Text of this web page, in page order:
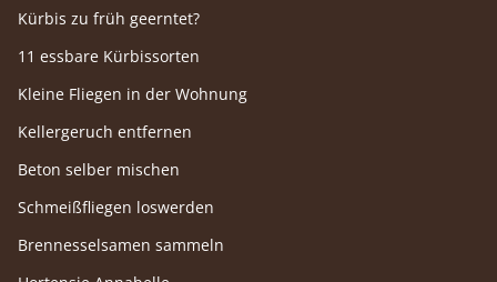
Kürbis zu früh geerntet?
11 essbare Kürbissorten
Kleine Fliegen in der Wohnung
Kellergeruch entfernen
Beton selber mischen
Schmeißfliegen loswerden
Brennesselsamen sammeln